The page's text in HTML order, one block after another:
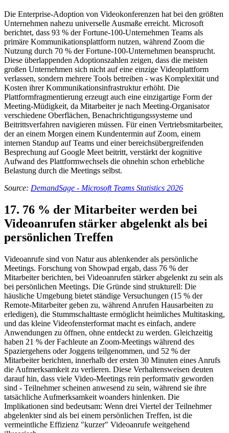
Die Enterprise-Adoption von Videokonferenzen hat bei den größten
Unternehmen nahezu universelle Ausmaße erreicht. Microsoft
berichtet, dass 93 % der Fortune-100-Unternehmen Teams als
primäre Kommunikationsplattform nutzen, während Zoom die
Nutzung durch 70 % der Fortune-100-Unternehmen beansprucht.
Diese überlappenden Adoptionszahlen zeigen, dass die meisten
großen Unternehmen sich nicht auf eine einzige Videoplattform
verlassen, sondern mehrere Tools betreiben - was Komplexität und
Kosten ihrer Kommunikationsinfrastruktur erhöht. Die
Plattformfragmentierung erzeugt auch eine einzigartige Form der
Meeting-Müdigkeit, da Mitarbeiter je nach Meeting-Organisator
verschiedene Oberflächen, Benachrichtigungssysteme und
Beitrittsverfahren navigieren müssen. Für einen Vertriebsmitarbeiter,
der an einem Morgen einem Kundentermin auf Zoom, einem
internen Standup auf Teams und einer bereichsübergreifenden
Besprechung auf Google Meet beitritt, verstärkt der kognitive
Aufwand des Plattformwechsels die ohnehin schon erhebliche
Belastung durch die Meetings selbst.
Source: DemandSage - Microsoft Teams Statistics 2026
17. 76 % der Mitarbeiter werden bei
Videoanrufen stärker abgelenkt als bei
persönlichen Treffen
Videoanrufe sind von Natur aus ablenkender als persönliche
Meetings. Forschung von Showpad ergab, dass 76 % der
Mitarbeiter berichten, bei Videoanrufen stärker abgelenkt zu sein als
bei persönlichen Meetings. Die Gründe sind strukturell: Die
häusliche Umgebung bietet ständige Versuchungen (15 % der
Remote-Mitarbeiter geben zu, während Anrufen Hausarbeiten zu
erledigen), die Stummschalttaste ermöglicht heimliches Multitasking,
und das kleine Videofensterformat macht es einfach, andere
Anwendungen zu öffnen, ohne entdeckt zu werden. Gleichzeitig
haben 21 % der Fachleute an Zoom-Meetings während des
Spaziergehens oder Joggens teilgenommen, und 52 % der
Mitarbeiter berichten, innerhalb der ersten 30 Minuten eines Anrufs
die Aufmerksamkeit zu verlieren. Diese Verhaltensweisen deuten
darauf hin, dass viele Video-Meetings rein performativ geworden
sind - Teilnehmer scheinen anwesend zu sein, während sie ihre
tatsächliche Aufmerksamkeit woanders hinlenken. Die
Implikationen sind bedeutsam: Wenn drei Viertel der Teilnehmer
abgelenkter sind als bei einem persönlichen Treffen, ist die
vermeintliche Effizienz "kurzer" Videoanrufe weitgehend